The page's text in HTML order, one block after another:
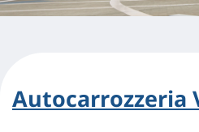
Autocarrozzeria